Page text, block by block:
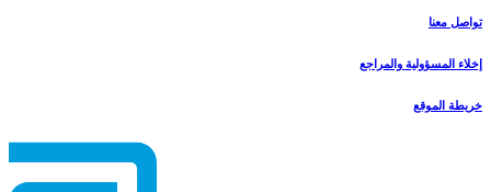
تواصل معنا
إخلاء المسؤولية والمراجع
خريطة الموقع